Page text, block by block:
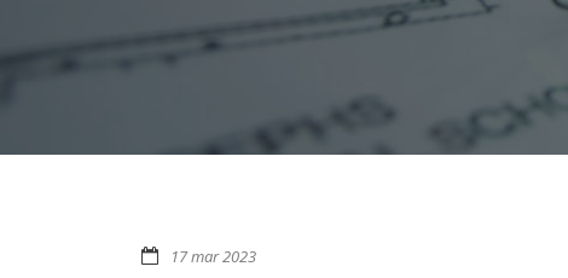
17 mar 2023